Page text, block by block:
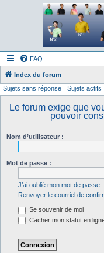
Forum tennis
Le forum des passionnés de
FAQ
Index du forum
Sujets sans réponse Sujets actifs
Le forum exige que
pouvoir
Nom d’utilisateur :
Mot de passe :
J’ai oublié mon mot de passe
Renvoyer le courriel de
Se souvenir de moi
Cacher mon statut en